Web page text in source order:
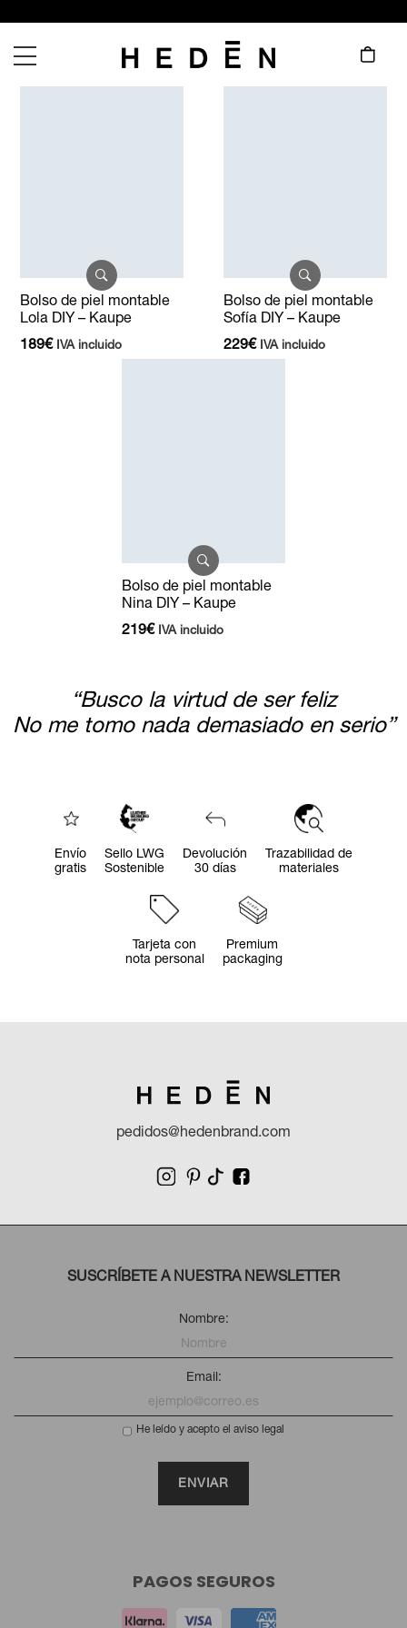
Bolso de piel montable
Lola DIY – Kaupe
189€ IVA incluido
Bolso de piel montable
Sofía DIY – Kaupe
229€ IVA incluido
Bolso de piel montable
Nina DIY – Kaupe
219€ IVA incluido
“Busco la virtud de ser feliz
No me tomo nada demasiado en serio”
Envío
gratis
Sello LWG
Sostenible
Devolución
30 días
Trazabilidad de
materiales
Tarjeta con
nota personal
Premium
packaging
pedidos@hedenbrand.com
SUSCRÍBETE A NUESTRA NEWSLETTER
Nombre:
Email:
He leído y acepto el aviso legal
PAGOS SEGUROS